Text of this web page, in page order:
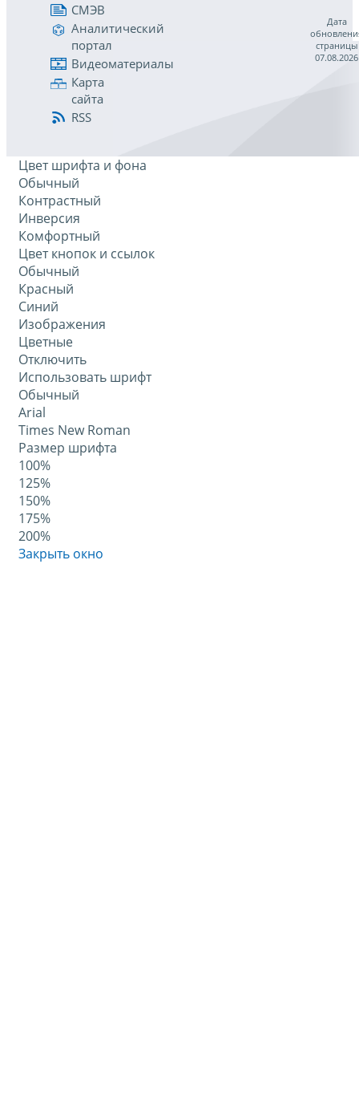
СМЭВ
Аналитический
портал
Видеоматериалы
Карта
сайта
RSS
Дата
страницы
07.08.2026
Цвет шрифта и фона
Обычный
Контрастный
Инверсия
Комфортный
Цвет кнопок и ссылок
Обычный
Красный
Синий
Изображения
Цветные
Отключить
Использовать шрифт
Обычный
Arial
Times New Roman
Размер шрифта
100%
125%
150%
175%
200%
Закрыть окно